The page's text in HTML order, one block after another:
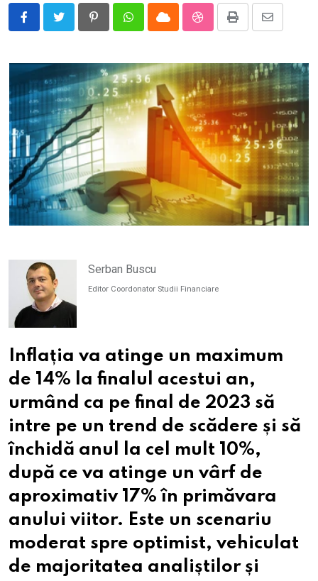
PinterestWhatsappCloud StumbleUpon
Print
Share
Email
Serban Buscu
Editor Coordonator Studii Financiare
Inflația va atinge un maximum
de 14% la finalul acestui an,
urmând ca pe final de 2023 să
intre pe un trend de scădere și să
închidă anul la cel mult 10%,
după ce va atinge un vârf de
aproximativ 17% în primăvara
anului viitor. Este un scenariu
moderat spre optimist, vehiculat
de majoritatea analiștilor și